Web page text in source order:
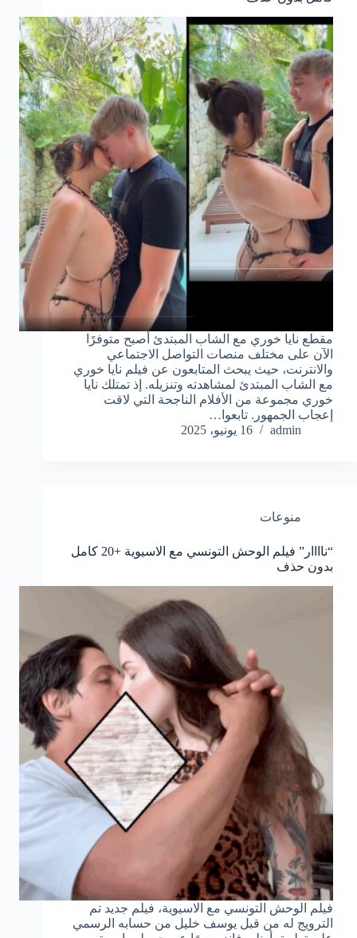
مقطع نايا خوري مع الشاب المبتدئ أصبح متوفرًا
الآن على مختلف منصات التواصل الاجتماعي
والانترنت، حيث يبحث المتابعون عن فيلم نايا خوري
مع الشاب المبتدئ لمشاهدته وتنزيله. إذ تمتلك نايا
خوري مجموعة من الأفلام الناجحة التي لاقت
إعجاب الجمهور. تابعوا…
admin
16 يونيو، 2025
منوعات
“ناااار” فيلم الوحش التونسي مع الاسيوية +20 كامل
بدون حذف
فيلم الوحش التونسي مع الاسيوية، فيلم جديد تم
الترويج له من قبل يوسف خليل من حسابه الرسمي